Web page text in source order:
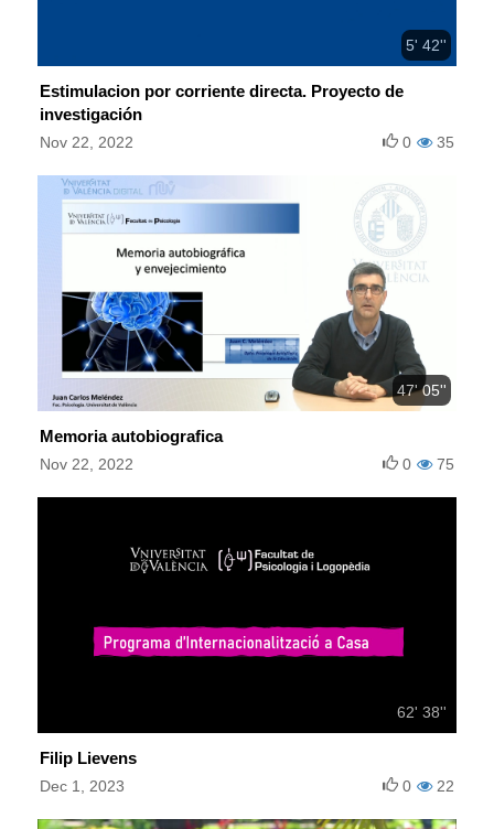
5' 42''
Estimulacion por corriente directa. Proyecto de
investigación
Nov 22, 2022 35
0
47' 05''
Memoria autobiografica
Nov 22, 2022 75
0
62' 38''
Filip Lievens
Dec 1, 2023 22
0